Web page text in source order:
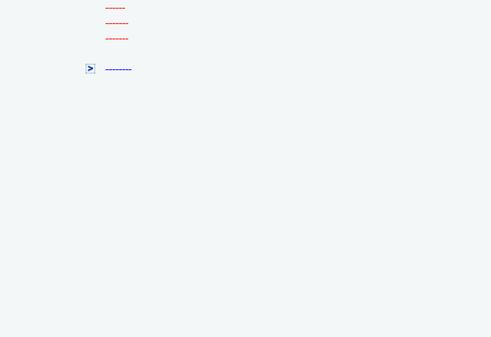
------
-------
-------
--------